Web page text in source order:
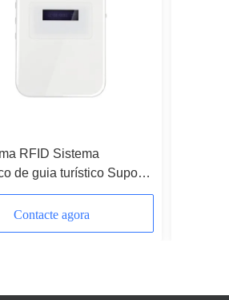
RFID Sistema
de guia turístico Suporta
Contacte agora